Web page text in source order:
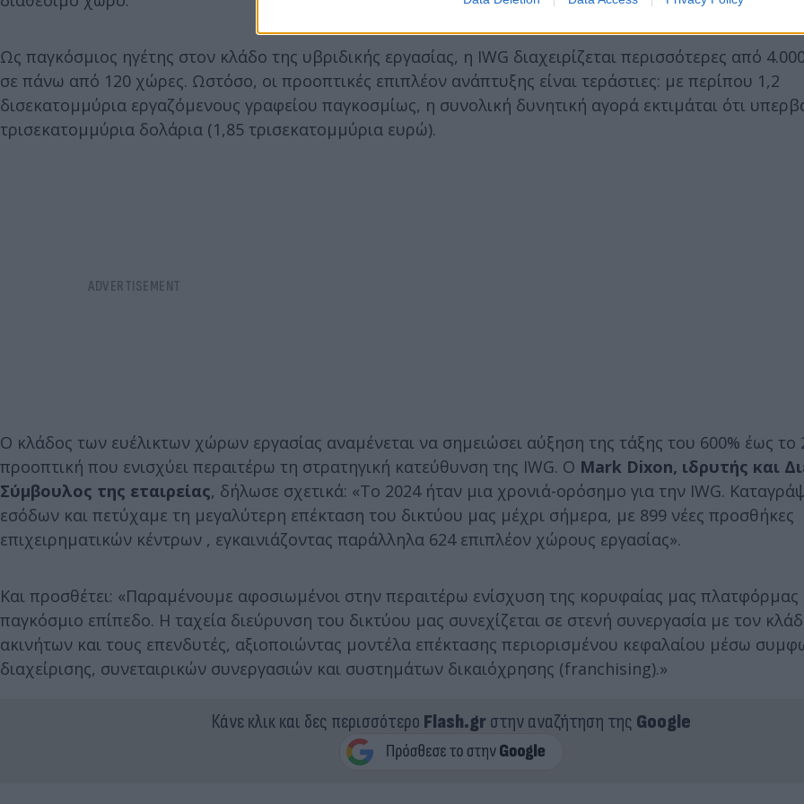
Ως παγκόσμιος ηγέτης στον κλάδο της υβριδικής εργασίας, η IWG διαχειρίζεται περισσότερες από
σε πάνω από 120 χώρες. Ωστόσο, οι προοπτικές επιπλέον ανάπτυξης είναι τεράστιες: με περίπου 1,2
δισεκατομμύρια εργαζόμενους γραφείου παγκοσμίως, η συνολική δυνητική αγορά εκτιμάται ότι
τρισεκατομμύρια δολάρια (1,85 τρισεκατομμύρια ευρώ).
Ο κλάδος των ευέλικτων χώρων εργασίας αναμένεται να σημειώσει αύξηση της τάξης του 600% έως το
προοπτική που ενισχύει περαιτέρω τη στρατηγική κατεύθυνση της IWG. Ο Mark Dixon, ιδρυτής και
Σύμβουλος της εταιρείας, δήλωσε σχετικά: «Το 2024 ήταν μια χρονιά-ορόσημο για την IWG.
εσόδων και πετύχαμε τη μεγαλύτερη επέκταση του δικτύου μας μέχρι σήμερα, με 899 νέες προσθήκες
επιχειρηματικών κέντρων , εγκαινιάζοντας παράλληλα 624 επιπλέον χώρους εργασίας».
Και προσθέτει: «Παραμένουμε αφοσιωμένοι στην περαιτέρω ενίσχυση της κορυφαίας μας πλατφόρμας
παγκόσμιο επίπεδο. Η ταχεία διεύρυνση του δικτύου μας συνεχίζεται σε στενή συνεργασία με τον
ακινήτων και τους επενδυτές, αξιοποιώντας μοντέλα επέκτασης περιορισμένου κεφαλαίου μέσω
διαχείρισης, συνεταιρικών συνεργασιών και συστημάτων δικαιόχρησης (franchising).»
Κάνε κλικ και δες περισσότερο Flash.grστην αναζήτηση της Google